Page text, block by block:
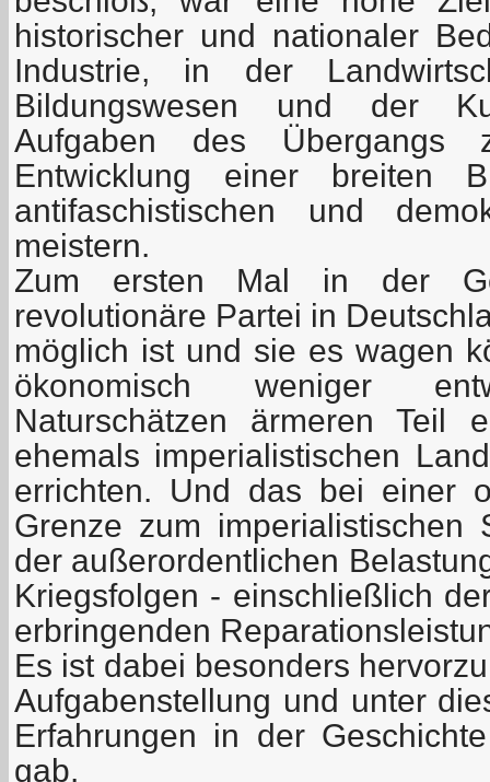
historischer und nationaler
Industrie, in der
Bildungswesen und der
Aufgaben des Übergangs
Entwicklung einer breiten
antifaschistischen und
meistern.
Zum ersten Mal in der
revolutionäre Partei in
möglich ist und sie es wagen
ökonomisch weniger
Naturschätzen ärmeren Teil
ehemals imperialistischen
errichten. Und das bei einer
Grenze zum imperialistischen
der außerordentlichen
Kriegsfolgen - einschließlich
erbringenden
Es ist dabei besonders
Aufgabenstellung und unter
Erfahrungen in der
gab.